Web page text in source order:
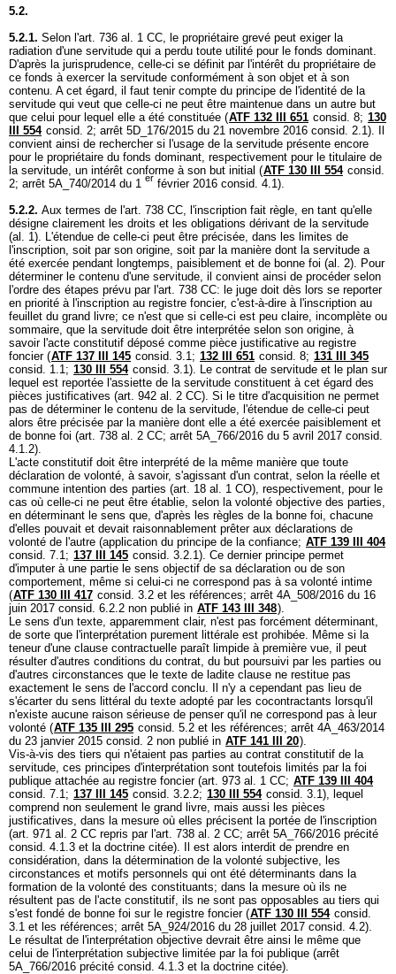
5.2.
5.2.1. Selon l'art. 736 al. 1 CC, le propriétaire grevé peut exiger la
radiation d'une servitude qui a perdu toute utilité pour le fonds dominant.
D'après la jurisprudence, celle-ci se définit par l'intérêt du propriétaire de
ce fonds à exercer la servitude conformément à son objet et à son
contenu. A cet égard, il faut tenir compte du principe de l'identité de la
servitude qui veut que celle-ci ne peut être maintenue dans un autre but
que celui pour lequel elle a été constituée (ATF 132 III 651 consid. 8; 130
III 554 consid. 2; arrêt 5D_176/2015 du 21 novembre 2016 consid. 2.1). Il
convient ainsi de rechercher si l'usage de la servitude présente encore
pour le propriétaire du fonds dominant, respectivement pour le titulaire de
la servitude, un intérêt conforme à son but initial (ATF 130 III 554 consid.
2; arrêt 5A_740/2014 du 1 er février 2016 consid. 4.1).
5.2.2. Aux termes de l'art. 738 CC, l'inscription fait règle, en tant qu'elle
désigne clairement les droits et les obligations dérivant de la servitude
(al. 1). L'étendue de celle-ci peut être précisée, dans les limites de
l'inscription, soit par son origine, soit par la manière dont la servitude a
été exercée pendant longtemps, paisiblement et de bonne foi (al. 2). Pour
déterminer le contenu d'une servitude, il convient ainsi de procéder selon
l'ordre des étapes prévu par l'art. 738 CC: le juge doit dès lors se reporter
en priorité à l'inscription au registre foncier, c'est-à-dire à l'inscription au
feuillet du grand livre; ce n'est que si celle-ci est peu claire, incomplète ou
sommaire, que la servitude doit être interprétée selon son origine, à
savoir l'acte constitutif déposé comme pièce justificative au registre
foncier (ATF 137 III 145 consid. 3.1; 132 III 651 consid. 8; 131 III 345
consid. 1.1; 130 III 554 consid. 3.1). Le contrat de servitude et le plan sur
lequel est reportée l'assiette de la servitude constituent à cet égard des
pièces justificatives (art. 942 al. 2 CC). Si le titre d'acquisition ne permet
pas de déterminer le contenu de la servitude, l'étendue de celle-ci peut
alors être précisée par la manière dont elle a été exercée paisiblement et
de bonne foi (art. 738 al. 2 CC; arrêt 5A_766/2016 du 5 avril 2017 consid.
4.1.2).
L'acte constitutif doit être interprété de la même manière que toute
déclaration de volonté, à savoir, s'agissant d'un contrat, selon la réelle et
commune intention des parties (art. 18 al. 1 CO), respectivement, pour le
cas où celle-ci ne peut être établie, selon la volonté objective des parties,
en déterminant le sens que, d'après les règles de la bonne foi, chacune
d'elles pouvait et devait raisonnablement prêter aux déclarations de
volonté de l'autre (application du principe de la confiance; ATF 139 III 404
consid. 7.1; 137 III 145 consid. 3.2.1). Ce dernier principe permet
d'imputer à une partie le sens objectif de sa déclaration ou de son
comportement, même si celui-ci ne correspond pas à sa volonté intime
(ATF 130 III 417 consid. 3.2 et les références; arrêt 4A_508/2016 du 16
juin 2017 consid. 6.2.2 non publié in ATF 143 III 348).
Le sens d'un texte, apparemment clair, n'est pas forcément déterminant,
de sorte que l'interprétation purement littérale est prohibée. Même si la
teneur d'une clause contractuelle paraît limpide à première vue, il peut
résulter d'autres conditions du contrat, du but poursuivi par les parties ou
d'autres circonstances que le texte de ladite clause ne restitue pas
exactement le sens de l'accord conclu. Il n'y a cependant pas lieu de
s'écarter du sens littéral du texte adopté par les cocontractants lorsqu'il
n'existe aucune raison sérieuse de penser qu'il ne correspond pas à leur
volonté (ATF 135 III 295 consid. 5.2 et les références; arrêt 4A_463/2014
du 23 janvier 2015 consid. 2 non publié in ATF 141 III 20).
Vis-à-vis des tiers qui n'étaient pas parties au contrat constitutif de la
servitude, ces principes d'interprétation sont toutefois limités par la foi
publique attachée au registre foncier (art. 973 al. 1 CC; ATF 139 III 404
consid. 7.1; 137 III 145 consid. 3.2.2; 130 III 554 consid. 3.1), lequel
comprend non seulement le grand livre, mais aussi les pièces
justificatives, dans la mesure où elles précisent la portée de l'inscription
(art. 971 al. 2 CC repris par l'art. 738 al. 2 CC; arrêt 5A_766/2016 précité
consid. 4.1.3 et la doctrine citée). Il est alors interdit de prendre en
considération, dans la détermination de la volonté subjective, les
circonstances et motifs personnels qui ont été déterminants dans la
formation de la volonté des constituants; dans la mesure où ils ne
résultent pas de l'acte constitutif, ils ne sont pas opposables au tiers qui
s'est fondé de bonne foi sur le registre foncier (ATF 130 III 554 consid.
3.1 et les références; arrêt 5A_924/2016 du 28 juillet 2017 consid. 4.2).
Le résultat de l'interprétation objective devrait être ainsi le même que
celui de l'interprétation subjective limitée par la foi publique (arrêt
5A_766/2016 précité consid. 4.1.3 et la doctrine citée).